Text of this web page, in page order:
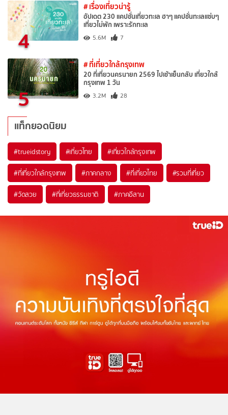
4
# เรื่องเที่ยวน่ารู้
อัปเดต 230 แคปชั่นเที่ยวทะเล ฮาๆ แคปชั่นทะเลแซ่บๆ
เที่ยวไม่พัก เพราะรักทะเล
5.6M 7
5
# ที่เที่ยวใกล้กรุงเทพ
20 ที่เที่ยวนครนายก 2569 ไปเช้าเย็นกลับ เที่ยวใกล้
กรุงเทพ 1 วัน
3.2M 28
แท็กยอดนิยม
#trueidstory #เที่ยวไทย #เที่ยวใกล้กรุงเทพ
#ที่เที่ยวใกล้กรุงเทพ #ภาคกลาง #ที่เที่ยวไทย #รวมที่เที่ยว
#วัดสวย #ที่เที่ยวธรรมชาติ #ภาคอีสาน